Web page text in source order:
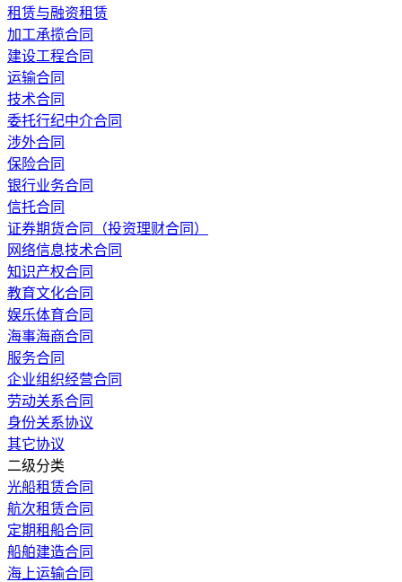
租赁与融资租赁
加工承揽合同
建设工程合同
运输合同
技术合同
委托行纪中介合同
涉外合同
保险合同
银行业务合同
信托合同
证券期货合同（投资理财合同）
网络信息技术合同
知识产权合同
教育文化合同
娱乐体育合同
海事海商合同
服务合同
企业组织经营合同
劳动关系合同
身份关系协议
其它协议
二级分类
光船租赁合同
航次租赁合同
定期租船合同
船舶建造合同
海上运输合同